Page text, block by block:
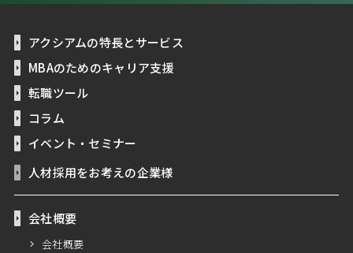
アクシアムの特長とサービス
MBAのためのキャリア支援
転職ツール
コラム
イベント・セミナー
人材採用をお考えの企業様
会社概要
会社概要